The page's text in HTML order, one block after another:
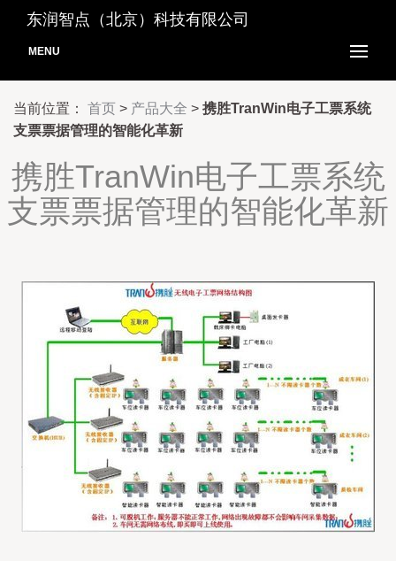
东润智点（北京）科技有限公司
MENU
当前位置： 首页 > 产品大全 > 携胜TranWin电子工票系统
支票票据管理的智能化革新
携胜TranWin电子工票系统
支票票据管理的智能化革新